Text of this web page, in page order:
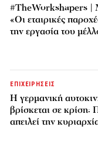
#TheWorkshapers |
«Οι εταιρικές
την εργασία του
ΕΠΙΧΕΙΡΗΣΕΙΣ
Η γερμανική
βρίσκεται σε
απειλεί την